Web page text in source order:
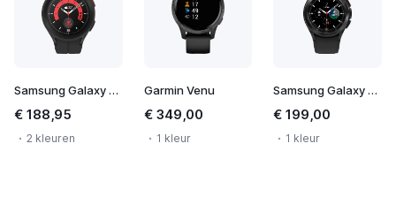
Samsung Galaxy Watch 5 Pro
€ 188,95
2 kleuren
Garmin Venu
€ 349,00
1 kleur
Samsung Galaxy Watch 4 Classic 4G 42mm
€ 199,00
1 kleur